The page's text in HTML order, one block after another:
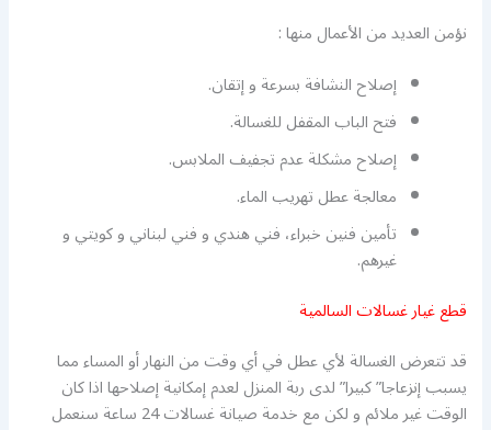
نؤمن العديد من الأعمال منها :
إصلاح النشافة بسرعة و إتقان.
فتح الباب المقفل للغسالة.
إصلاح مشكلة عدم تجفيف الملابس.
معالجة عطل تهريب الماء.
تأمين فنين خبراء، فني هندي و فني لبناني و كويتي و
غيرهم.
قطع غيار غسالات السالمية
قد تتعرض الغسالة لأي عطل في أي وقت من النهار أو المساء مما
يسبب إنزعاجا” كبيرا” لدى ربة المنزل لعدم إمكانية إصلاحها اذا كان
الوقت غير ملائم و لكن مع خدمة صيانة غسالات 24 ساعة سنعمل